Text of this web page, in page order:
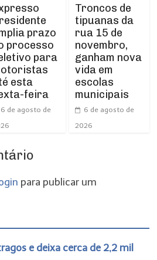
prazo
processo
para
esta
feira
6 de agosto de
Troncos de
tipuanas da
rua 15 de
novembro,
ganham nova
vida em
escolas
municipais
6 de agosto de
2026
para publicar um
e deixa cerca de 2,2 mil